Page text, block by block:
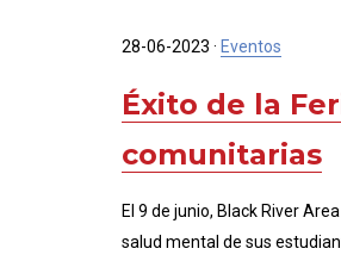
28-06-2023 · Eventos
Éxito de la
comunitarias
El 9 de junio, Black River
salud mental de sus